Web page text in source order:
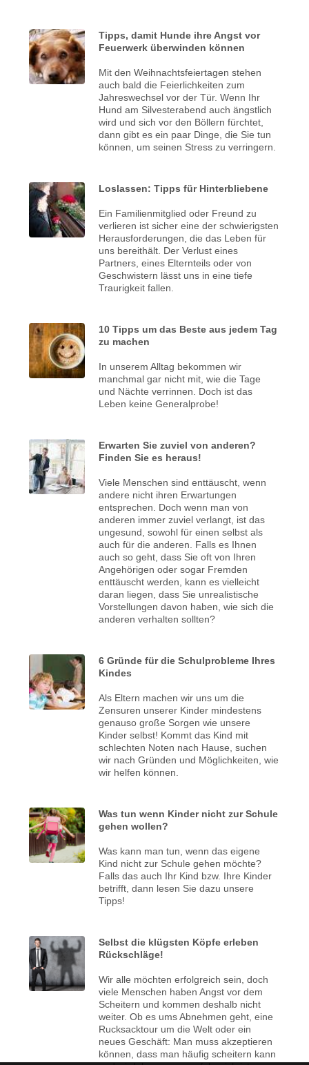
Tipps, damit Hunde ihre Angst vor
Feuerwerk überwinden können
Mit den Weihnachtsfeiertagen stehen
auch bald die Feierlichkeiten zum
Jahreswechsel vor der Tür. Wenn Ihr
Hund am Silvesterabend auch ängstlich
wird und sich vor den Böllern fürchtet,
dann gibt es ein paar Dinge, die Sie tun
können, um seinen Stress zu verringern.
Loslassen: Tipps für Hinterbliebene
Ein Familienmitglied oder Freund zu
verlieren ist sicher eine der schwierigsten
Herausforderungen, die das Leben für
uns bereithält. Der Verlust eines
Partners, eines Elternteils oder von
Geschwistern lässt uns in eine tiefe
Traurigkeit fallen.
10 Tipps um das Beste aus jedem Tag
zu machen
In unserem Alltag bekommen wir
manchmal gar nicht mit, wie die Tage
und Nächte verrinnen. Doch ist das
Leben keine Generalprobe!
Erwarten Sie zuviel von anderen?
Finden Sie es heraus!
Viele Menschen sind enttäuscht, wenn
andere nicht ihren Erwartungen
entsprechen. Doch wenn man von
anderen immer zuviel verlangt, ist das
ungesund, sowohl für einen selbst als
auch für die anderen. Falls es Ihnen
auch so geht, dass Sie oft von Ihren
Angehörigen oder sogar Fremden
enttäuscht werden, kann es vielleicht
daran liegen, dass Sie unrealistische
Vorstellungen davon haben, wie sich die
anderen verhalten sollten?
6 Gründe für die Schulprobleme Ihres
Kindes
Als Eltern machen wir uns um die
Zensuren unserer Kinder mindestens
genauso große Sorgen wie unsere
Kinder selbst! Kommt das Kind mit
schlechten Noten nach Hause, suchen
wir nach Gründen und Möglichkeiten, wie
wir helfen können.
Was tun wenn Kinder nicht zur Schule
gehen wollen?
Was kann man tun, wenn das eigene
Kind nicht zur Schule gehen möchte?
Falls das auch Ihr Kind bzw. Ihre Kinder
betrifft, dann lesen Sie dazu unsere
Tipps!
Selbst die klügsten Köpfe erleben
Rückschläge!
Wir alle möchten erfolgreich sein, doch
viele Menschen haben Angst vor dem
Scheitern und kommen deshalb nicht
weiter. Ob es ums Abnehmen geht, eine
Rucksacktour um die Welt oder ein
neues Geschäft: Man muss akzeptieren
können, dass man häufig scheitern kann